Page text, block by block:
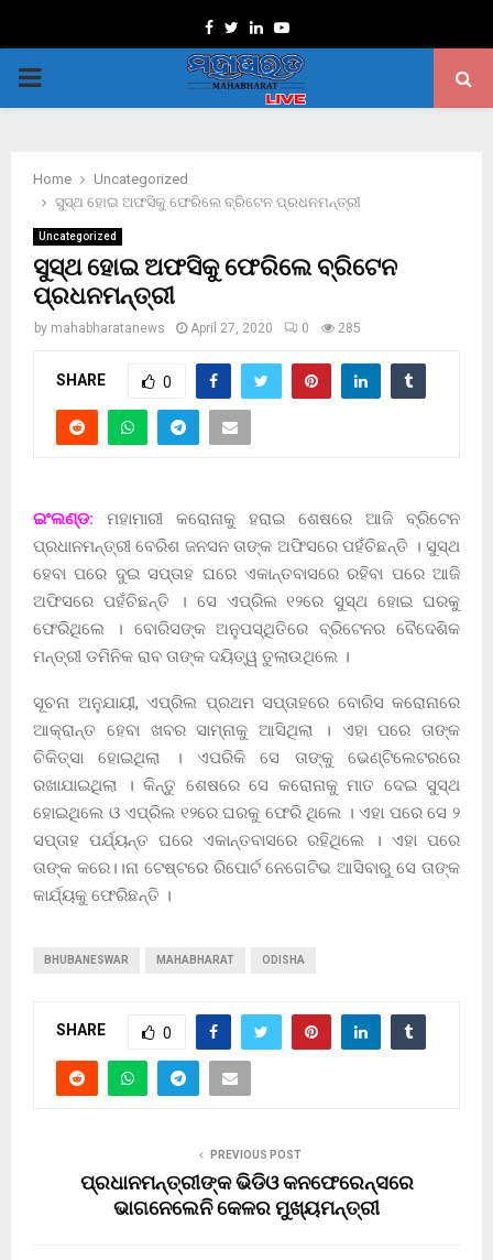
Facebook
TwitterLinkedinYoutube
PRIMARY
Home
Uncategorized
ସୁସ୍ଥ ହୋଇ ଅଫସିକୁ ଫେରିଲେ ବ୍ରିଟେନ ପ୍ରଧନମନ୍ତ୍ରୀ
Uncategorized
ସୁସ୍ଥ ହୋଇ ଅଫସିକୁ ଫେରିଲେ ବ୍ରିଟେନ
ପ୍ରଧନମନ୍ତ୍ରୀ
by mahabharatanews April 27, 2020 0 285
SHARE 0
ଇଂଲଣ୍ଡ:
ମହାମାରୀ କରୋନାକୁ ହରାଇ ଶେଷରେ ଆଜି ବ୍ରିଟେନ
ପ୍ରଧାନମନ୍ତ୍ରୀ ବେରିଶ ଜନସନ ତାଙ୍କ ଅଫିସରେ ପହଁଚିଛନ୍ତି । ସୁସ୍ଥ
ହେବା ପରେ ଦୁଇ ସପ୍ତାହ ଘରେ ଏକାନ୍ତବାସରେ ରହିବା ପରେ ଆଜି
ଅଫିସରେ ପହଁଚିଛନ୍ତି । ସେ ଏପ୍ରିଲ ୧୨ରେ ସୁସ୍ଥ ହୋଇ ଘରକୁ
ଫେରିଥିଲେ । ବୋରିସଙ୍କ ଅନୁପସ୍ଥିତିରେ ବ୍ରିଟେନର ବୈଦେଶିକ
ମନ୍ତ୍ରୀ ଡମିନିକ ରାବ ତାଙ୍କ ଦୟିତ୍ୱ ତୁଲାଉଥିଲେ ।
ସୂଚନା ଅନୁଯାୟୀ, ଏପ୍ରିଲ ପ୍ରଥମ ସପ୍ତାହରେ ବୋରିସ କରୋନାରେ
ଆକ୍ରାନ୍ତ ହେବା ଖବର ସାମ୍ନାକୁ ଆସିଥିଲା । ଏହା ପରେ ତାଙ୍କ
ଚିକିତ୍ସା ହୋଇଥିଲା । ଏପରିକି ସେ ତାଙ୍କୁ ଭେଣ୍ଟିଲେଟରରେ
ରଖାଯାଇଥିଲା । କିନ୍ତୁ ଶେଷରେ ସେ କରୋନାକୁ ମାତ ଦେଇ ସୁସ୍ଥ
ହୋଇଥିଲେ ଓ ଏପ୍ରିଲ ୧୨ରେ ଘରକୁ ଫେରି ଥିଲେ । ଏହା ପରେ ସେ ୨
ସପ୍ତାହ ପର୍ଯ୍ୟନ୍ତ ଘରେ ଏକାନ୍ତବାସରେ ରହିଥିଲେ । ଏହା ପରେ
ତାଙ୍କ କରେ।।ନା ଟେଷ୍ଟରେ ରିପୋର୍ଟ ନେଗେଟିଭ ଆସିବାରୁ ସେ ତାଙ୍କ
କାର୍ଯ୍ୟକୁ ଫେରିଛନ୍ତି ।
BHUBANESWAR MAHABHARAT ODISHA
SHARE 0
PREVIOUS POST
ପ୍ରଧାନମନ୍ତ୍ରୀଙ୍କ ଭିଡିଓ କନଫେରେନ୍ସରେ
ଭାଗନେଲେନି କେଳର ମୁଖ୍ୟମନ୍ତ୍ରୀ